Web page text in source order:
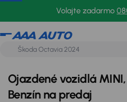
Volajte zadarmo
MINI
Ojazdené vozidlá
Benzín na predaj